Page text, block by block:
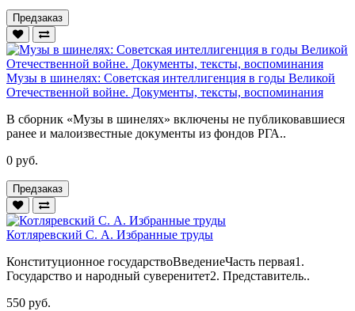
Предзаказ
Музы в шинелях: Советская интеллигенция в годы Великой
Отечественной войне. Документы, тексты, воспоминания
В сборник «Музы в шинелях» включены не публиковавшиеся
ранее и малоизвестные документы из фондов РГА..
0 руб.
Предзаказ
Котляревский С. А. Избранные труды
Конституционное государствоВведениеЧасть первая1.
Государство и народный суверенитет2. Представитель..
550 руб.